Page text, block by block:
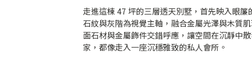
走進這棟 47 坪的三層透天別墅，首先映入眼
石紋與灰階為視覺主軸，融合金屬光澤與木質
面石材與金屬飾件交錯呼應，讓空間在沉靜中
家，都像走入一座沉穩雅致的私人會所。